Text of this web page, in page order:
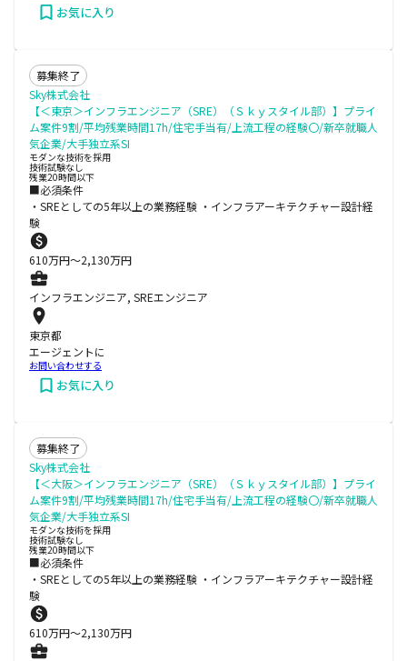
お気に入り
募集終了
Sky株式会社
【＜東京＞インフラエンジニア（SRE）（Ｓｋｙスタイル部）】プライ
ム案件9割/平均残業時間17h/住宅手当有/上流工程の経験〇/新卒就職人
気企業/大手独立系SI
モダンな技術を採用
技術試験なし
残業20時間以下
■必須条件
・SREとしての5年以上の業務経験 ・インフラアーキテクチャー設計経
験
610万円〜2,130万円
インフラエンジニア, SREエンジニア
東京都
エージェントに
お問い合わせする
お気に入り
募集終了
Sky株式会社
【＜大阪＞インフラエンジニア（SRE）（Ｓｋｙスタイル部）】プライ
ム案件9割/平均残業時間17h/住宅手当有/上流工程の経験〇/新卒就職人
気企業/大手独立系SI
モダンな技術を採用
技術試験なし
残業20時間以下
■必須条件
・SREとしての5年以上の業務経験 ・インフラアーキテクチャー設計経
験
610万円〜2,130万円